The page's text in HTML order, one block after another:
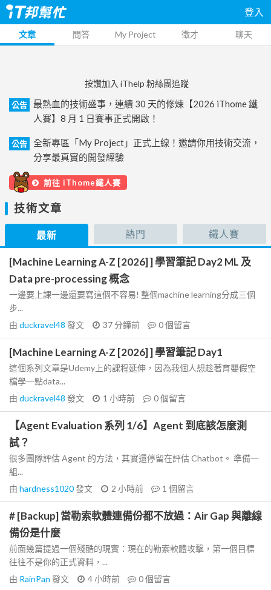
登入
文章 問答 My Project 徵才 聊天
按讚加入 iThelp 粉絲團追蹤
公告
最熱血的技術盛事，連續 30 天的修煉【2026 iThome 鐵
人賽】8 月 1 日賽事正式開啟！
公告
全新專區「My Project」正式上線！邀請你用技術交流，
分享最真實的開發經驗
前往 iThome鐵人賽
技術文章
最新 熱門 鐵人賽
[Machine Learning A-Z [2026] ] 學習筆記 Day2 ML 及
Data pre-processing 概念
一邊要上課一邊還要寫這個不容易! 整個machine learning分成三個
步...
由 duckravel48 發文 37 分鐘前 0個留言
[Machine Learning A-Z [2026] ] 學習筆記 Day1
這個系列文章是Udemy上的課程延伸，因為我個人想趁著育嬰假空
檔學一點data...
由 duckravel48 發文 1 小時前 0個留言
【Agent Evaluation 系列 1/6】Agent 到底該怎麼測
試？
很多團隊評估 Agent 的方法，其實還停留在評估 Chatbot。 準備一
組...
由 hardness1020發文 2 小時前 1 個留言
# [Backup] 當勒索軟體連備份都不放過：Air Gap 與離線
備份是什麼
前面幾篇提過一個殘酷的現實：現在的勒索軟體攻擊，第一個目標
往往不是你的正式資料，...
由 RainPan 發文 4 小時前 0個留言